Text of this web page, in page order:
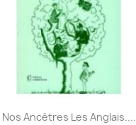
Anteprima
Nos Ancêtres Les Anglais....